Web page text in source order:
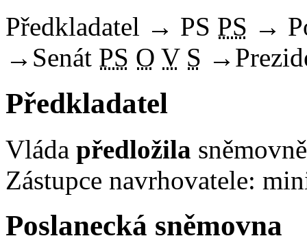
Předkladatel → PS PS →
→ Senát PS O V S →
Předkladatel
Vláda předložila
Zástupce navrhovatele:
Poslanecká sněmovna